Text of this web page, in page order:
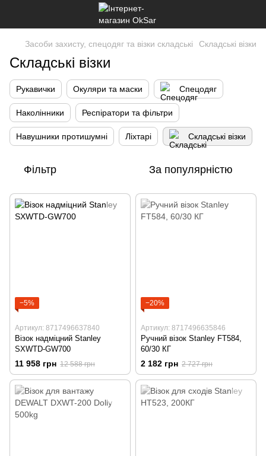
Засоби захисту, спецодяг та візки складські Складські візки
Складські візки
Рукавички Окуляри та маски Спецодяг
Наколінники Респіратори та фільтри
Навушники протишумні Ліхтарі Складські візки
Фільтр За популярністю
−5%
Артикул: 8717496637840
Візок надміцний Stanley
SXWTD-GW700
11 958 грн 12 588 грн
−20%
Артикул: 8717496635846
Ручний візок Stanley FT584,
60/30 КГ
2 182 грн 2 727 грн